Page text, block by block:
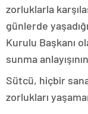
zorluklarla
günlerde
Kurulu Başkanı
sunma
Sütcü, hiçbir
zorlukları